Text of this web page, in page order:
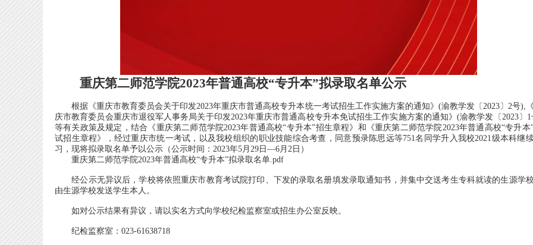
重庆第二师范学院2023年普通高校“专升本”拟录取名单公示
根据《重庆市教育委员会关于印发2023年重庆市普通高校专升本统一考试招生工作实施方案的通知》(渝教学发〔2023〕2号),
庆市教育委员会重庆市退役军人事务局关于印发2023年重庆市普通高校专升本免试招生工作实施方案的通知》(渝教学发〔2023〕1
等有关政策及规定，结合《重庆第二师范学院2023年普通高校“专升本”招生章程》和《重庆第二师范学院2023年普通高校“专升本
试招生章程》，经过重庆市统一考试，以及我校组织的职业技能综合考查，同意预录陈思远等751名同学升入我校2021级本科继
习，现将拟录取名单予以公示（公示时间：2023年5月29日—6月2日）
重庆第二师范学院2023年普通高校“专升本”拟录取名单.pdf
经公示无异议后，学校将依照重庆市教育考试院打印、下发的录取名册填发录取通知书，并集中交送考生专科就读的生源学
由生源学校发送学生本人。
如对公示结果有异议，请以实名方式向学校纪检监察室或招生办公室反映。
纪检监察室：023-61638718